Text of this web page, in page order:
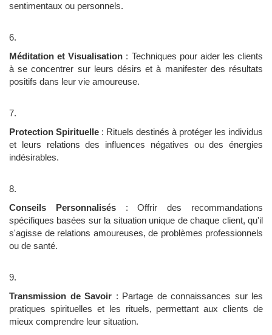
sentimentaux ou personnels.
Méditation et Visualisation : Techniques pour aider les clients
à se concentrer sur leurs désirs et à manifester des résultats
positifs dans leur vie amoureuse.
Protection Spirituelle : Rituels destinés à protéger les individus
et leurs relations des influences négatives ou des énergies
indésirables.
Conseils Personnalisés: Offrir des recommandations
spécifiques basées sur la situation unique de chaque client, qu'il
s'agisse de relations amoureuses, de problèmes professionnels
ou de santé.
Transmission de Savoir : Partage de connaissances sur les
pratiques spirituelles et les rituels, permettant aux clients de
mieux comprendre leur situation.